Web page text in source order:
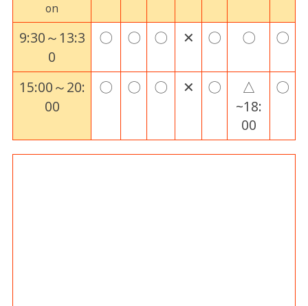
on
9:30～13:3
0
〇 〇 〇 ✕ 〇 〇 〇
15:00～20:
00
〇 〇 〇 ✕ 〇
△
~18:
00
〇